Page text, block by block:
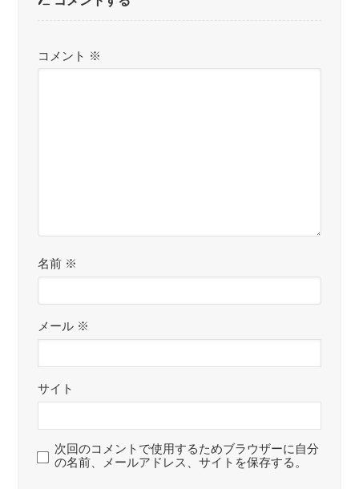
コメント ※
名前 ※
メール ※
サイト
次回のコメントで使用するためブラウザーに自分
の名前、メールアドレス、サイトを保存する。